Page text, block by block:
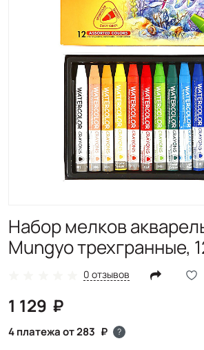
Набор мелков
Mungyo трехгранные,
0 отзывов
1 129
4 платежа от 283 ?